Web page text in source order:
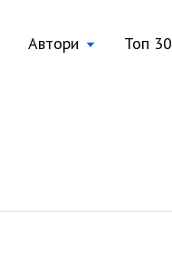
Автори Топ 30